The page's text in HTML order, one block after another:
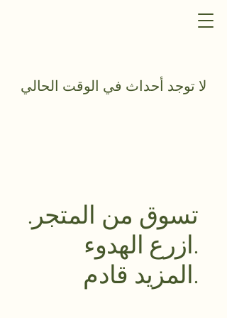
لا توجد أحداث في الوقت الحالي
تسوق من المتجر.
ازرع الهدوء.
المزيد قادم.